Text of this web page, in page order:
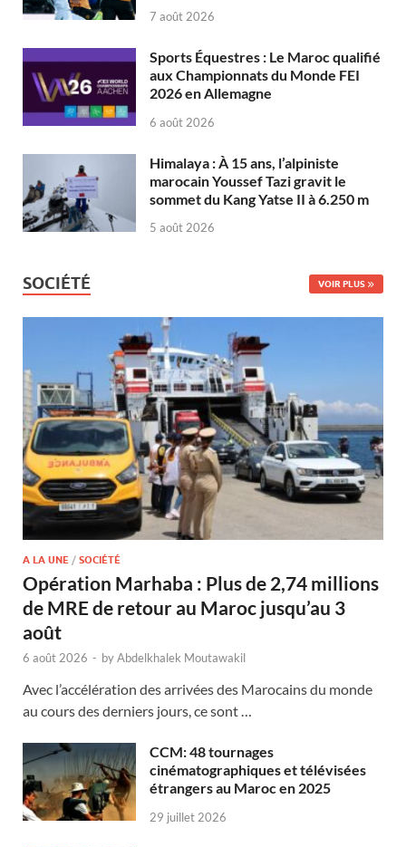
7 août 2026
Sports Équestres : Le Maroc qualifié
aux Championnats du Monde FEI
2026 en Allemagne
6 août 2026
Himalaya : À 15 ans, l’alpiniste
marocain Youssef Tazi gravit le
sommet du Kang Yatse II à 6.250 m
5 août 2026
SOCIÉTÉ VOIR PLUS
A LA UNE / SOCIÉTÉ
Opération Marhaba : Plus de 2,74 millions
de MRE de retour au Maroc jusqu’au 3
août
6 août 2026 - byAbdelkhalek Moutawakil
Avec l’accélération des arrivées des Marocains du monde
au cours des derniers jours, ce sont …
CCM: 48 tournages
cinématographiques et télévisées
étrangers au Maroc en 2025
29 juillet 2026